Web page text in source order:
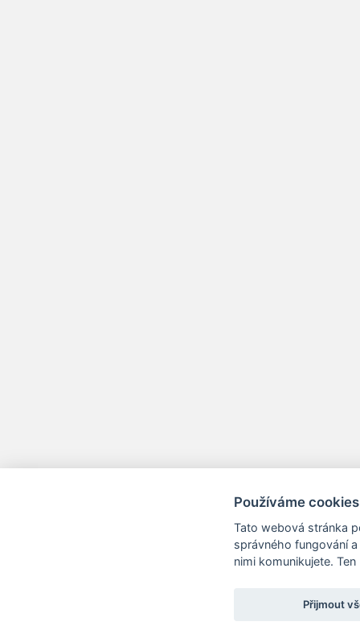
Používáme
Tato webová stránka
správného fungování
nimi komunikujete.
Přijmout